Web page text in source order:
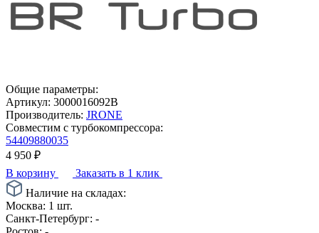
Общие параметры:
Артикул: 3000016092B
Производитель: JRONE
Совместим с турбокомпрессора:
54409880035
4 950 ₽
В корзину
Заказать в 1 клик
Наличие на складах:
Москва: 1 шт.
Санкт-Петербург: -